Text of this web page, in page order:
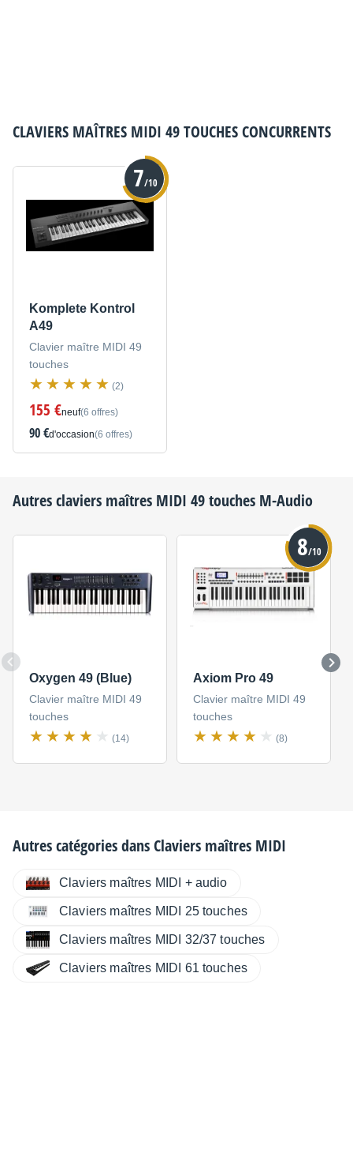
CLAVIERS MAÎTRES MIDI 49 TOUCHESCONCURRENTS
7/10
Komplete Kontrol
A49
Clavier maître MIDI 49
touches
(2)
155 €neuf(6 offres)
90 €d'occasion(6 offres)
Autres claviers maîtres MIDI 49 touches M-Audio
Oxygen 49 (Blue)
Clavier maître MIDI 49
touches
(14)
8/10
Axiom Pro 49
Clavier maître MIDI 49
touches
(8)
Autres catégories dansClaviers maîtres MIDI
Claviers maîtres MIDI + audio
Claviers maîtres MIDI 25 touches
Claviers maîtres MIDI 32/37 touches
Claviers maîtres MIDI 61 touches